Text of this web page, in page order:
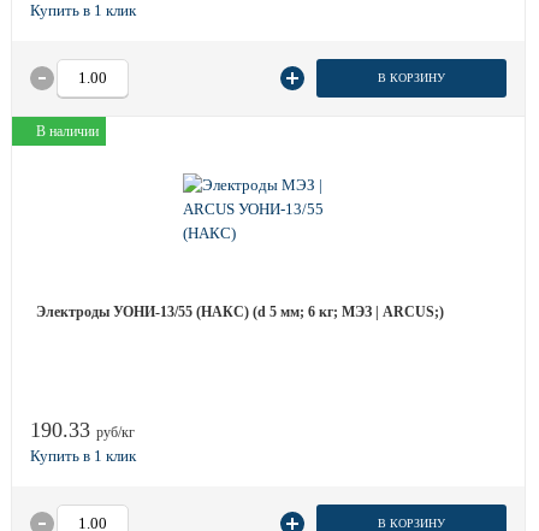
В КОРЗИНУ
В наличии
Электроды УОНИ-13/55 (НАКС) (d 5 мм; 6 кг; МЭЗ | ARCUS;)
190.33 руб/кг
В КОРЗИНУ